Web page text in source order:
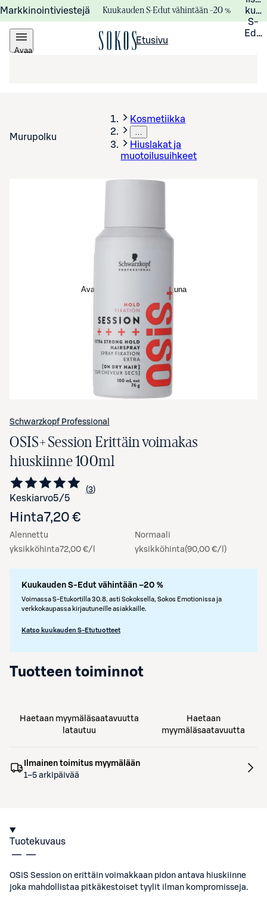
Markkinointiviestejä Kuukauden S-Edut vähintään –20 %
S-
Avaa
Etusivu
Murupolku
Kosmetiikka
…
Hiuslakat ja
muotoilusuihkeet
Avaa tuotekuva suurennettuna
Schwarzkopf Professional
OSIS+ Session Erittäin voimakas
hiuskiinne 100ml
Keskiarvo5/5 Siirry arvioihin
3
kappaletta
Hinta7,20 €
Alennettu
yksikköhinta72,00 €/l
Normaali
yksikköhinta(90,00 €/l )
Kuukauden S-Edut vähintään –20 %
Voimassa S-Etukortilla 30.8. asti Sokoksella, Sokos Emotionissa ja
verkkokaupassa kirjautuneille asiakkaille.
Katso kuukauden S-Etutuotteet
Tuotteen toiminnot
Haetaan myymäläsaatavuutta
latautuu
Haetaan
myymäläsaatavuutta
Ilmainen toimitus myymälään
1–5 arkipäivää
Tuotekuvaus
OSiS Session on erittäin voimakkaan pidon antava hiuskiinne
joka mahdollistaa pitkäkestoiset tyylit ilman kompromisseja.